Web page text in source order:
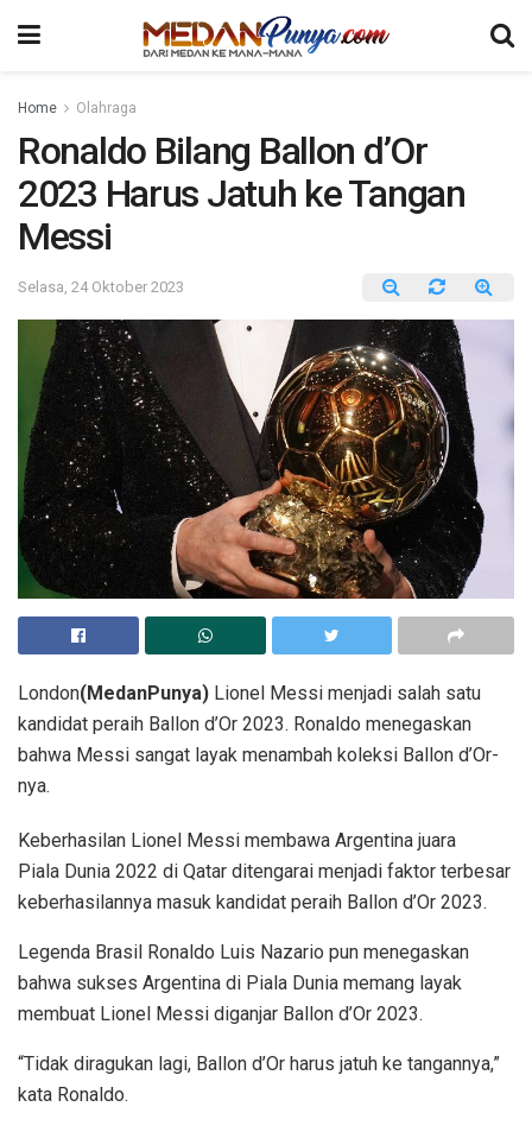
Home Olahraga
Ronaldo Bilang Ballon d’Or
2023 Harus Jatuh ke Tangan
Messi
Selasa, 24 Oktober 2023
London(MedanPunya) Lionel Messi menjadi salah satu
kandidat peraih Ballon d’Or 2023. Ronaldo menegaskan
bahwa Messi sangat layak menambah koleksi Ballon d’Or-
nya.
Keberhasilan Lionel Messi membawa Argentina juara
Piala Dunia 2022 di Qatar ditengarai menjadi faktor terbesar
keberhasilannya masuk kandidat peraih Ballon d’Or 2023.
Legenda Brasil Ronaldo Luis Nazario pun menegaskan
bahwa sukses Argentina di Piala Dunia memang layak
membuat Lionel Messi diganjar Ballon d’Or 2023.
“Tidak diragukan lagi, Ballon d’Or harus jatuh ke tangannya,”
kata Ronaldo.